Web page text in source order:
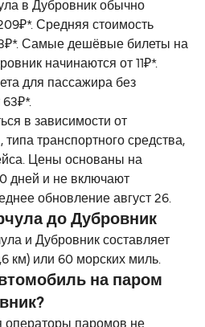
в Дубровник обычно
Средняя стоимость
Самые дешёвые билеты на
начинаются от 11₽*.
для пассажира без
63₽*.
в зависимости от
типа транспортного средства,
Цены основаны на
дней и не включают
обновление август 26.
до Дубровник
и Дубровник составляет
км) или 60 морских миль.
на паром